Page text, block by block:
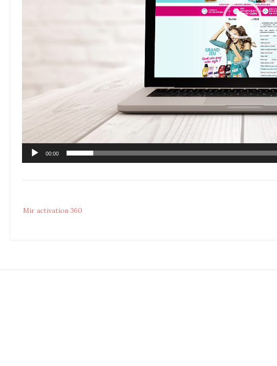
00:00
navigation
Mir activation 360